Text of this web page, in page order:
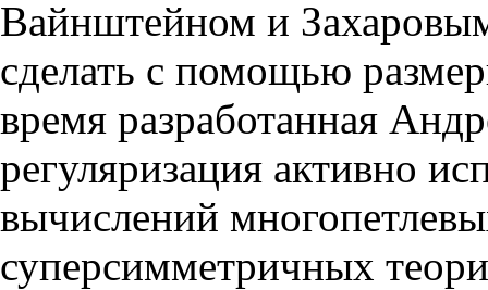
Вайнштейном и
сделать с помощью
время разработанная
регуляризация активно
вычислений
суперсимметричных